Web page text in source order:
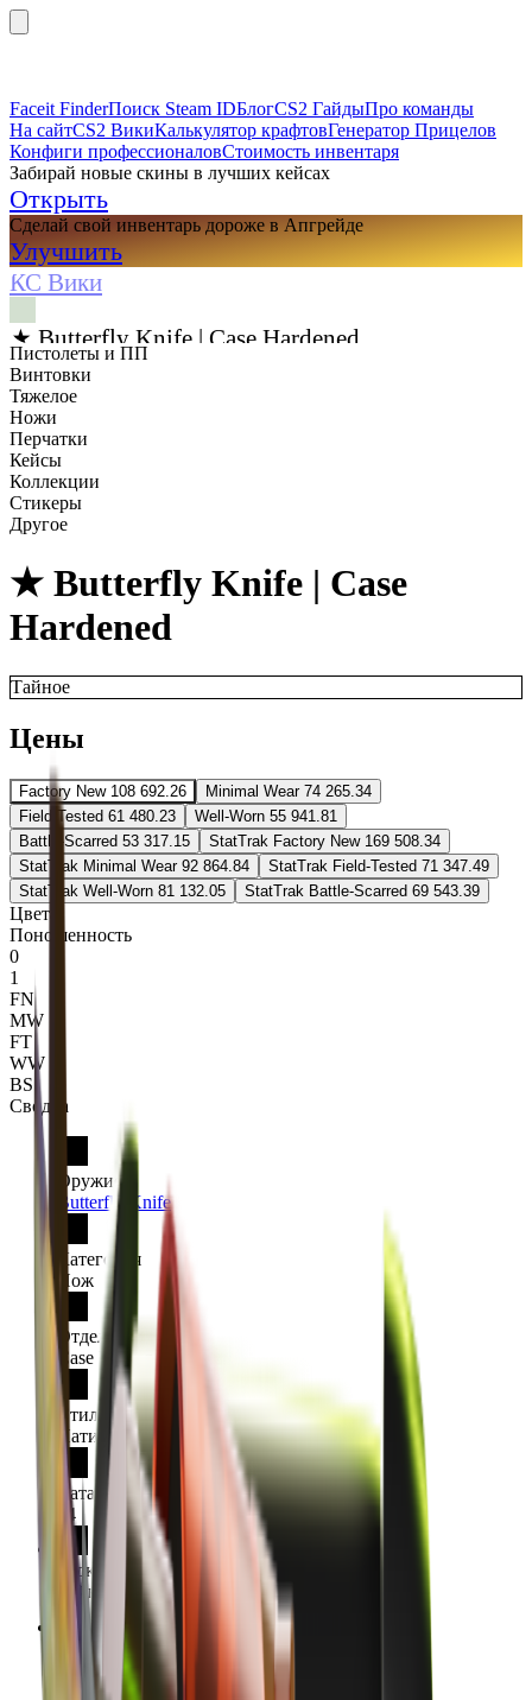
Faceit FinderПоиск Steam IDБлогCS2 ГайдыПро команды
На сайтCS2 ВикиКалькулятор крафтовГенератор Прицелов
Конфиги профессионаловСтоимость инвентаря
Забирай новые скины в лучших кейсах
Открыть
Сделай свой инвентарь дороже в Апгрейде
Улучшить
КС Вики
★ Butterfly Knife | Case Hardened
Пистолеты и ПП
Винтовки
Тяжелое
Ножи
Перчатки
Кейсы
Коллекции
Стикеры
Другое
★ Butterfly Knife | Case
Hardened
Тайное
Цены
Factory New 108 692.26 Minimal Wear 74 265.34
Field-Tested 61 480.23 Well-Worn 55 941.81
Battle-Scarred 53 317.15 StatTrak Factory New 169 508.34
StatTrak Minimal Wear 92 864.84 StatTrak Field-Tested 71 347.49
StatTrak Well-Worn 81 132.05 StatTrak Battle-Scarred 69 543.39
Цвета
Поношенность
0
1
FN
MW
FT
WW
BS
Сводка
Оружие
Butterfly Knife
Категория
Нож
Отделка
Case Hardened
Стиль отделки
Патина
Каталог отделки
44
Редкость
Тайное
Диапазон Float
0 - 1